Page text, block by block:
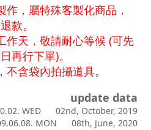
，屬特殊客製化商品，
款。
作天，敬請耐心等候 (可先
再行下單)。
含袋內拍攝道具。
update data
WED 02nd, October, 2019
MON 08th, June, 2020